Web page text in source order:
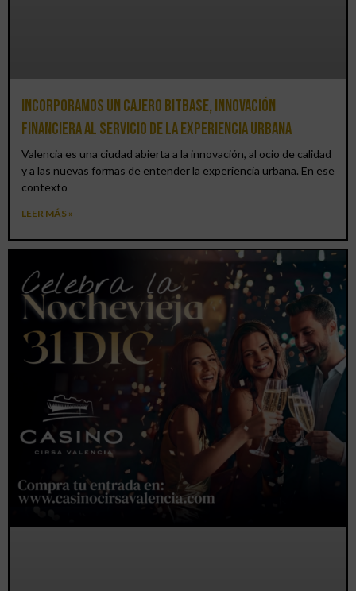
Incorporamos un cajero BitBase, innovación
financiera al servicio de la experiencia urbana
Valencia es una ciudad abierta a la innovación, al ocio de calidad
y a las nuevas formas de entender la experiencia urbana. En ese
contexto
LEER MÁS »